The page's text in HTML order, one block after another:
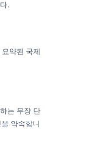
.
약된 국제
는 무장 단
약속합니